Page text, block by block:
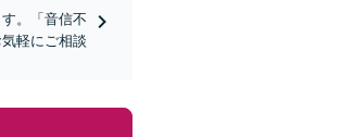
。「音信不
軽にご相談